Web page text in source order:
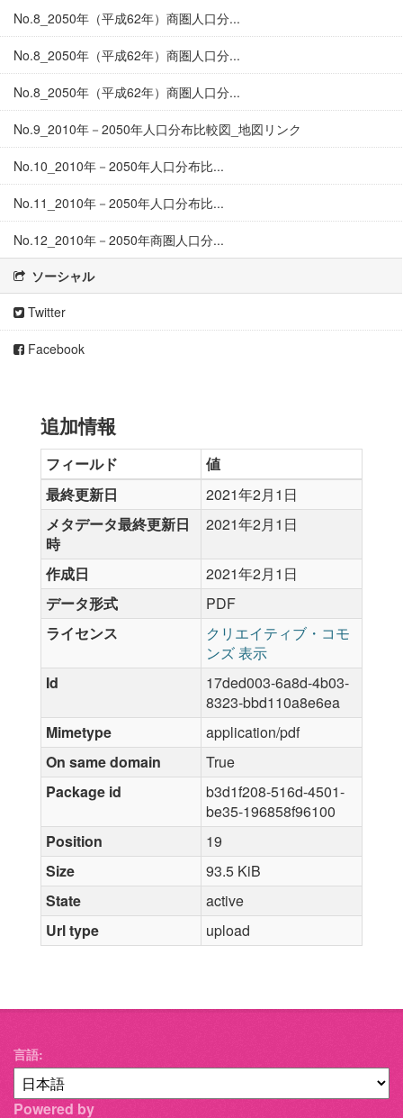
No.8_2050年（平成62年）商圏人口分...
No.8_2050年（平成62年）商圏人口分...
No.8_2050年（平成62年）商圏人口分...
No.9_2010年－2050年人口分布比較図_地図リンク
No.10_2010年－2050年人口分布比...
No.11_2010年－2050年人口分布比...
No.12_2010年－2050年商圏人口分...
ソーシャル
Twitter
Facebook
追加情報
フィールド
値
最終更新日
2021年2月1日
メタデータ最終更新日
時
2021年2月1日
作成日
2021年2月1日
データ形式
PDF
ライセンス
クリエイティブ・コモ
ンズ 表示
Id
17ded003-6a8d-4b03-
8323-bbd110a8e6ea
Mimetype
application/pdf
On same domain
True
Package id
b3d1f208-516d-4501-
be35-196858f96100
Position
19
Size
93.5 KiB
State
active
Url type
upload
言語
Powered by